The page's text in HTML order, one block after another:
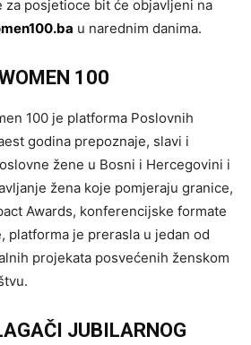
za posjetioce bit će objavljeni na
u narednim danima.
100
100 je platforma Poslovnih
godina prepoznaje, slavi i
žene u Bosni i Hercegovini i
žena koje pomjeraju granice,
Awards, konferencijske formate
platforma je prerasla u jedan od
projekata posvećenih ženskom
JUBILARNOG